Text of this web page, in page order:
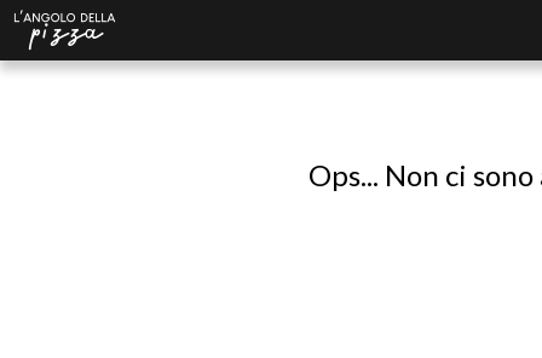
Ops... Non ci